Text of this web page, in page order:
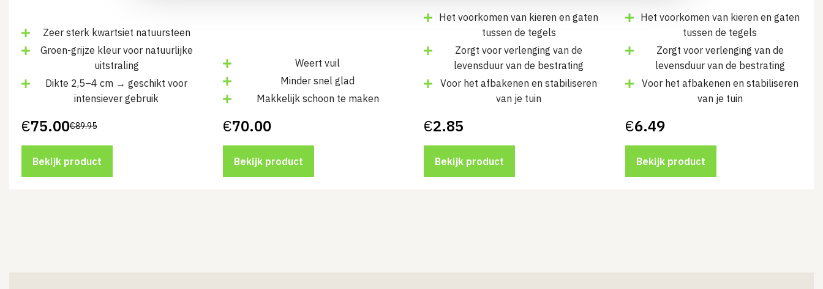
Zeer sterk kwartsiet natuursteen
Groen-grijze kleur voor natuurlijke
uitstraling
Dikte 2,5–4 cm → geschikt voor
intensiever gebruik
€89.95
Oorspronkelijke
was:
€89.95.
€75.00
Huidige
is:
€75.00.
Bekijk product
Weert vuil
Minder snel glad
Makkelijk schoon te maken
€70.00
Bekijk product
Het voorkomen van kieren en gaten
tussen de tegels
Zorgt voor verlenging van de
levensduur van de bestrating
Voor het afbakenen en stabiliseren
van je tuin
€2.85
Bekijk product
Het voorkomen van kieren en gaten
tussen de tegels
Zorgt voor verlenging van de
levensduur van de bestrating
Voor het afbakenen en stabiliseren
van je tuin
€6.49
Bekijk product